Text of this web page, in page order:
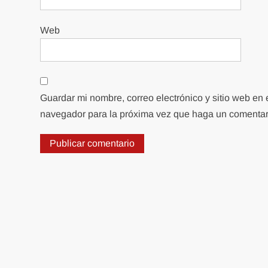
Web
Guardar mi nombre, correo electrónico y sitio web en
navegador para la próxima vez que haga un